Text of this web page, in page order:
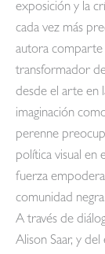
exposición y la
cada vez más
autora
transformador
desde el arte en
imaginación
perenne
política visual en
fuerza
comunidad negra.
A través de
Alison Saar, y